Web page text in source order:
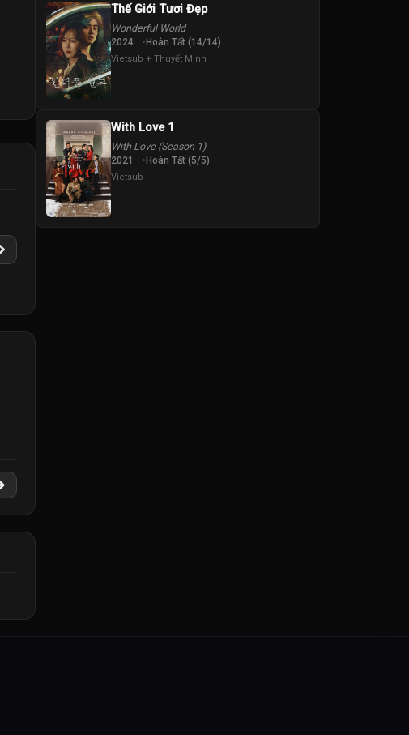
Thế Giới Tươi Đẹp
Wonderful World
2024 Hoàn Tất (14/14)
Vietsub + Thuyết Minh
With Love 1
With Love (Season 1)
2021 Hoàn Tất (5/5)
Vietsub